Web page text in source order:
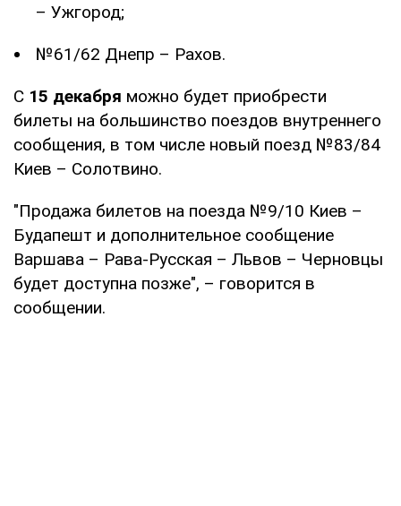
– Ужгород;
№61/62 Днепр – Рахов.
С 15 декабря можно будет приобрести
билеты на большинство поездов внутреннего
сообщения, в том числе новый поезд №83/84
Киев – Солотвино.
"Продажа билетов на поезда №9/10 Киев –
Будапешт и дополнительное сообщение
Варшава – Рава-Русская – Львов – Черновцы
будет доступна позже", – говорится в
сообщении.